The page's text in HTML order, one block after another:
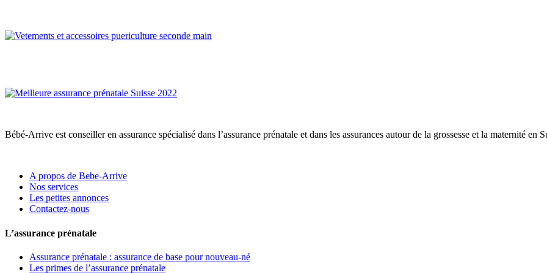
Bébé-Arrive est conseiller en assurance spécialisé dans l’assurance prénatale et dans les assurances autour de la grossesse et la maternité en
A propos de Bebe-Arrive
Nos services
Les petites annonces
Contactez-nous
L’assurance prénatale
Assurance prénatale : assurance de base pour nouveau-né
Les primes de l’assurance prénatale